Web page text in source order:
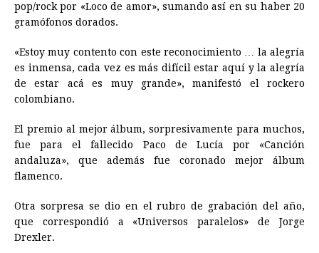
pop/rock por «Loco de amor», sumando así en su haber 20
gramófonos dorados.
«Estoy muy contento con este reconocimiento … la alegría
es inmensa, cada vez es más difícil estar aquí y la alegría
de estar acá es muy grande», manifestó el rockero
colombiano.
El premio al mejor álbum, sorpresivamente para muchos,
fue para el fallecido Paco de Lucía por «Canción
andaluza», que además fue coronado mejor álbum
flamenco.
Otra sorpresa se dio en el rubro de grabación del año,
que correspondió a «Universos paralelos» de Jorge
Drexler.